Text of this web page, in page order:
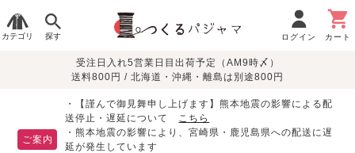
カテゴリ 探す ログイン カート
レディースパジャマ
生地で
さがす
目的別で
さがす
デザインで
さがす
受注日入れ5営業日目出荷予定（AM9時〆）
送料800円 / 北海道・沖縄・離島は別途800円
ご案内
・【謹んで御見舞申し上げます】熊本地震の影響による配
送停止・遅延について こちら
・熊本地震の影響により、宮崎県・鹿児島県への配送に遅
延が発生しています